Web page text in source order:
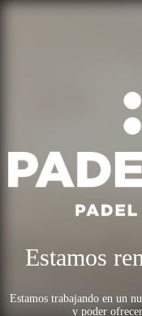
Estamos
Estamos trabajando en un
y poder